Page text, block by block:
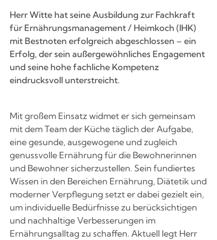
Herr Witte hat seine Ausbildung zur Fachkraft
für Ernährungsmanagement / Heimkoch (IHK)
mit Bestnoten erfolgreich abgeschlossen – ein
Erfolg, der sein außergewöhnliches Engagement
und seine hohe fachliche Kompetenz
eindrucksvoll unterstreicht.
Mit großem Einsatz widmet er sich gemeinsam
mit dem Team der Küche täglich der Aufgabe,
eine gesunde, ausgewogene und zugleich
genussvolle Ernährung für die Bewohnerinnen
und Bewohner sicherzustellen. Sein fundiertes
Wissen in den Bereichen Ernährung, Diätetik und
moderner Verpflegung setzt er dabei gezielt ein,
um individuelle Bedürfnisse zu berücksichtigen
und nachhaltige Verbesserungen im
Ernährungsalltag zu schaffen. Aktuell legt Herr